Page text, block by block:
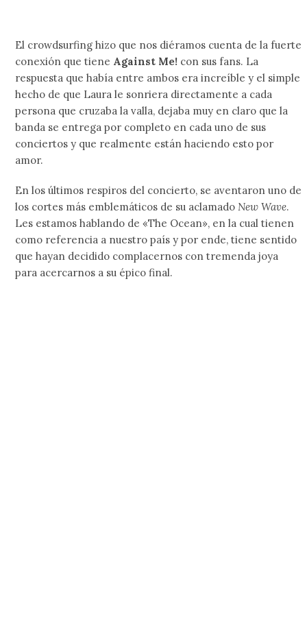
El crowdsurfing hizo que nos diéramos cuenta de la fuerte
conexión que tiene Against Me! con sus fans. La
respuesta que había entre ambos era increíble y el simple
hecho de que Laura le sonriera directamente a cada
persona que cruzaba la valla, dejaba muy en claro que la
banda se entrega por completo en cada uno de sus
conciertos y que realmente están haciendo esto por
amor.
En los últimos respiros del concierto, se aventaron uno de
los cortes más emblemáticos de su aclamadoNew Wave.
Les estamos hablando de «The Ocean», en la cual tienen
como referencia a nuestro país y por ende, tiene sentido
que hayan decidido complacernos con tremenda joya
para acercarnos a su épico final.